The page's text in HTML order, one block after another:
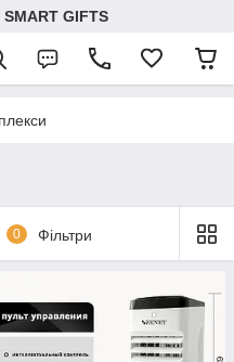
GIFTS
0 Фільтри